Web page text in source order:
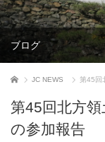
ブログ
ホーム JC NEWS 第45回
第45回北方
の参加報告